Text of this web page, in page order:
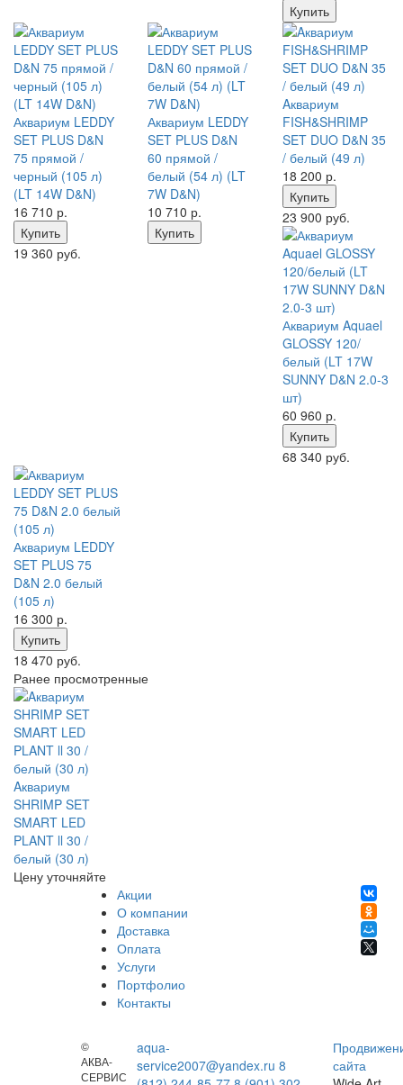
Купить
Аквариум LEDDY
SET PLUS D&N
75 прямой /
черный (105 л)
(LT 14W D&N)
16 710 р.
Купить
19 360 руб.
Аквариум LEDDY
SET PLUS D&N
60 прямой /
белый (54 л) (LT
7W D&N)
10 710 р.
Купить
Aквариум
FISH&SHRIMP
SET DUO D&N 35
/ белый (49 л)
18 200 р.
Купить
23 900 руб.
Аквариум Aquael
GLOSSY 120/
белый (LT 17W
SUNNY D&N 2.0-3
шт)
60 960 р.
Купить
68 340 руб.
Аквариум LEDDY
SET PLUS 75
D&N 2.0 белый
(105 л)
16 300 р.
Купить
18 470 руб.
Ранее просмотренные
Aквариум
SHRIMP SET
SMART LED
PLANT ll 30 /
белый (30 л)
Цену уточняйте
Акции
О компании
Доставка
Оплата
Услуги
Портфолио
Контакты
©
АКВА-
СЕРВИС
aqua-
service2007@yandex.ru 8
сайта